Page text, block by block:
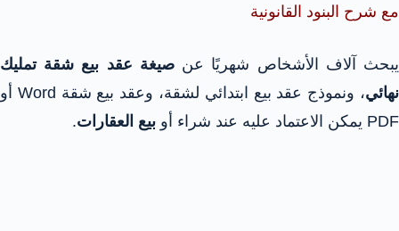
مع شرح البنود القانونية
يبحث آلاف الأشخاص شهريًا عنصيغة عقد بيع شقة تمليك
نهائي
، ونموذج عقد بيع ابتدائي لشقة، وعقد بيع شقة Word أو
PDF يمكن الاعتماد عليه عند شراء أو
بيع العقارات.